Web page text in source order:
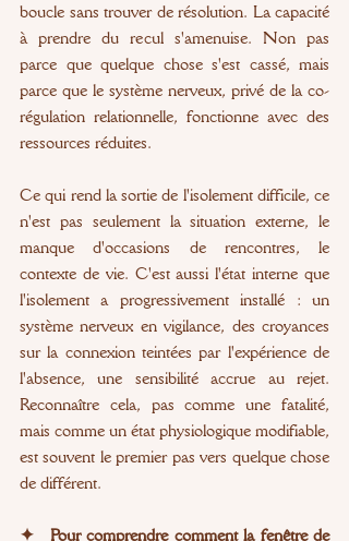
boucle sans trouver de résolution. La capacité
à prendre du recul s'amenuise. Non pas
parce que quelque chose s'est cassé, mais
parce que le système nerveux, privé de la co-
régulation relationnelle, fonctionne avec des
ressources réduites.
Ce qui rend la sortie de l'isolement difficile, ce
n'est pas seulement la situation externe, le
manque d'occasions de rencontres, le
contexte de vie. C'est aussi l'état interne que
l'isolement a progressivement installé : un
système nerveux en vigilance, des croyances
sur la connexion teintées par l'expérience de
l'absence, une sensibilité accrue au rejet.
Reconnaître cela, pas comme une fatalité,
mais comme un état physiologique modifiable,
est souvent le premier pas vers quelque chose
de différent.
✦  Pour comprendre comment la fenêtre de